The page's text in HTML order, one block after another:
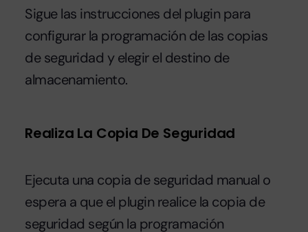
Sigue las instrucciones del plugin para
configurar la programación de las copias
de seguridad y elegir el destino de
almacenamiento.
Realiza La Copia De Seguridad
Ejecuta una copia de seguridad manual o
espera a que el plugin realice la copia de
seguridad según la programación